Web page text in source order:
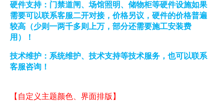
硬件支持：门禁道闸、场馆照明、储物柜等硬件设施如果
需要可以联系客服二开对接，价格另议，硬件的价格普遍
较高（少则一两千多则上万，部分还需要施工安装费
用）！
技术维护：系统维护、技术支持等技术服务，也可以联系
客服咨询！
【自定义主题颜色、界面排版】